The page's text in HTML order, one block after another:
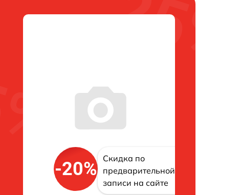
-20%
Скидка по
предварительной
записи на сайте